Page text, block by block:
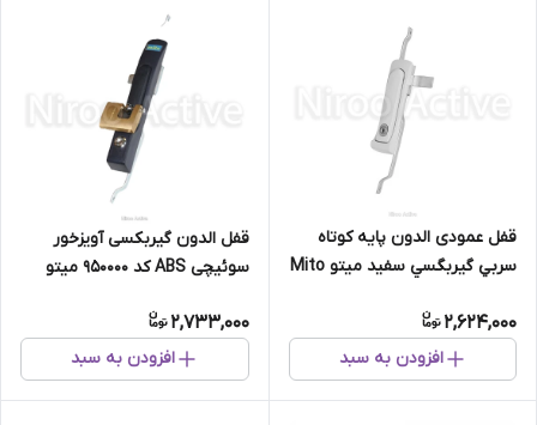
قفل عمودی الدون پايه كوتاه
سربي گيربگسي سفید میتو Mito
2,624,000
افزودن به سبد
قفل الدون گیربکسی آویزخور
سوئیچی ABS کد 950000 میتو
2,733,000
افزودن به سبد